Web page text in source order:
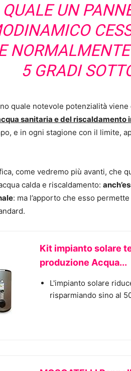
QUALE UN
5 GRADI
quale notevole potenzialità
sanitaria e del riscaldamento
e in ogni stagione con il limite,
come vedremo più avanti, che
calda e riscaldamento:
: ma l’apporto che esso
Kit impianto solare
produzione Acqua...
L'impianto solare
risparmiando sino al